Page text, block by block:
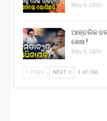
May 6, 2026
ଆଞ୍ଚଳିକ ଦଳ
ଶେଷ !
May 5, 2026
PREV NEXT 1 of 166